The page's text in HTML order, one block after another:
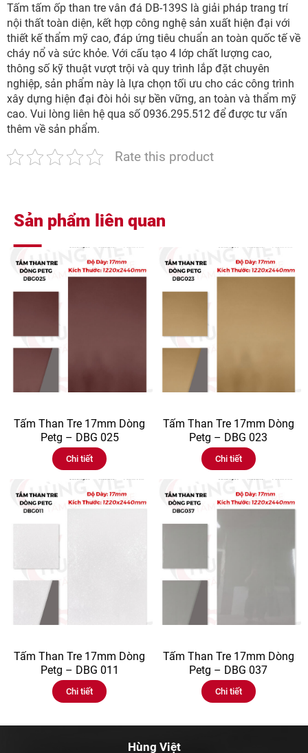
Tấm tấm ốp than tre vân đá DB-139S là giải pháp trang trí
nội thất toàn diện, kết hợp công nghệ sản xuất hiện đại với
thiết kế thẩm mỹ cao, đáp ứng tiêu chuẩn an toàn quốc tế về
cháy nổ và sức khỏe. Với cấu tạo 4 lớp chất lượng cao,
thông số kỹ thuật vượt trội và quy trình lắp đặt chuyên
nghiệp, sản phẩm này là lựa chọn tối ưu cho các công trình
xây dựng hiện đại đòi hỏi sự bền vững, an toàn và thẩm mỹ
cao. Vui lòng liên hệ qua số 0936.295.512 để được tư vấn
thêm về sản phẩm.
Rate this product
Sản phẩm liên quan
Tấm Than Tre 17mm Dòng
Petg – DBG 025
Chi tiết
Tấm Than Tre 17mm Dòng
Petg – DBG 023
Chi tiết
Tấm Than Tre 17mm Dòng
Petg – DBG 011
Chi tiết
Tấm Than Tre 17mm Dòng
Petg – DBG 037
Chi tiết
Hùng Việt